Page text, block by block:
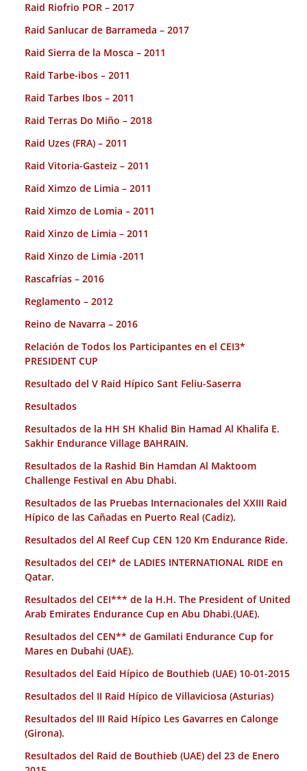
Raid Riofrio POR – 2017
Raid Sanlucar de Barrameda – 2017
Raid Sierra de la Mosca – 2011
Raid Tarbe-ibos – 2011
Raid Tarbes Ibos – 2011
Raid Terras Do Miño – 2018
Raid Uzes (FRA) – 2011
Raid Vitoria-Gasteiz – 2011
Raid Ximzo de Limia – 2011
Raid Ximzo de Lomia – 2011
Raid Xinzo de Limia – 2011
Raid Xinzo de Limia -2011
Rascafrías – 2016
Reglamento – 2012
Reino de Navarra – 2016
Relación de Todos los Participantes en el CEI3*
PRESIDENT CUP
Resultado del V Raid Hípico Sant Feliu-Saserra
Resultados
Resultados de la HH SH Khalid Bin Hamad Al Khalifa E.
Sakhir Endurance Village BAHRAIN.
Resultados de la Rashid Bin Hamdan Al Maktoom
Challenge Festival en Abu Dhabi.
Resultados de las Pruebas Internacionales del XXIII Raid
Hípico de las Cañadas en Puerto Real (Cadiz).
Resultados del Al Reef Cup CEN 120 Km Endurance Ride.
Resultados del CEI* de LADIES INTERNATIONAL RIDE en
Qatar.
Resultados del CEI*** de la H.H. The President of United
Arab Emirates Endurance Cup en Abu Dhabi.(UAE).
Resultados del CEN** de Gamilati Endurance Cup for
Mares en Dubahi (UAE).
Resultados del Eaid Hípico de Bouthieb (UAE) 10-01-2015
Resultados del II Raid Hípico de Villaviciosa (Asturias)
Resultados del III Raid Hípico Les Gavarres en Calonge
(Girona).
Resultados del Raid de Bouthieb (UAE) del 23 de Enero